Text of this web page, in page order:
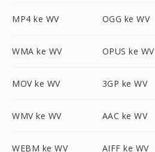
MP4 ke WV OGG ke WV
WMA ke WV OPUS ke WV
MOV ke WV 3GP ke WV
WMV ke WV AAC ke WV
WEBM ke WV AIFF ke WV